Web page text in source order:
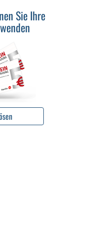
Sie Ihre